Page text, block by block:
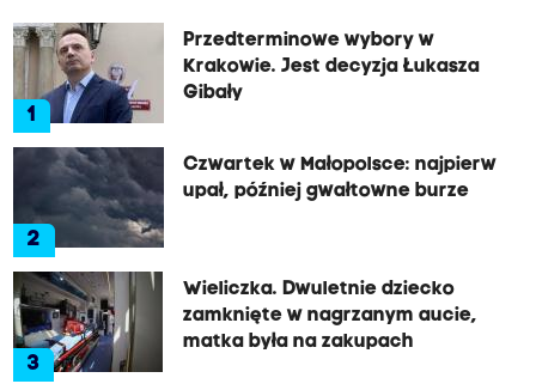
1
Przedterminowe wybory w
Krakowie. Jest decyzja Łukasza
Gibały
2
Czwartek w Małopolsce: najpierw
upał, później gwałtowne burze
3
Wieliczka. Dwuletnie dziecko
zamknięte w nagrzanym aucie,
matka była na zakupach